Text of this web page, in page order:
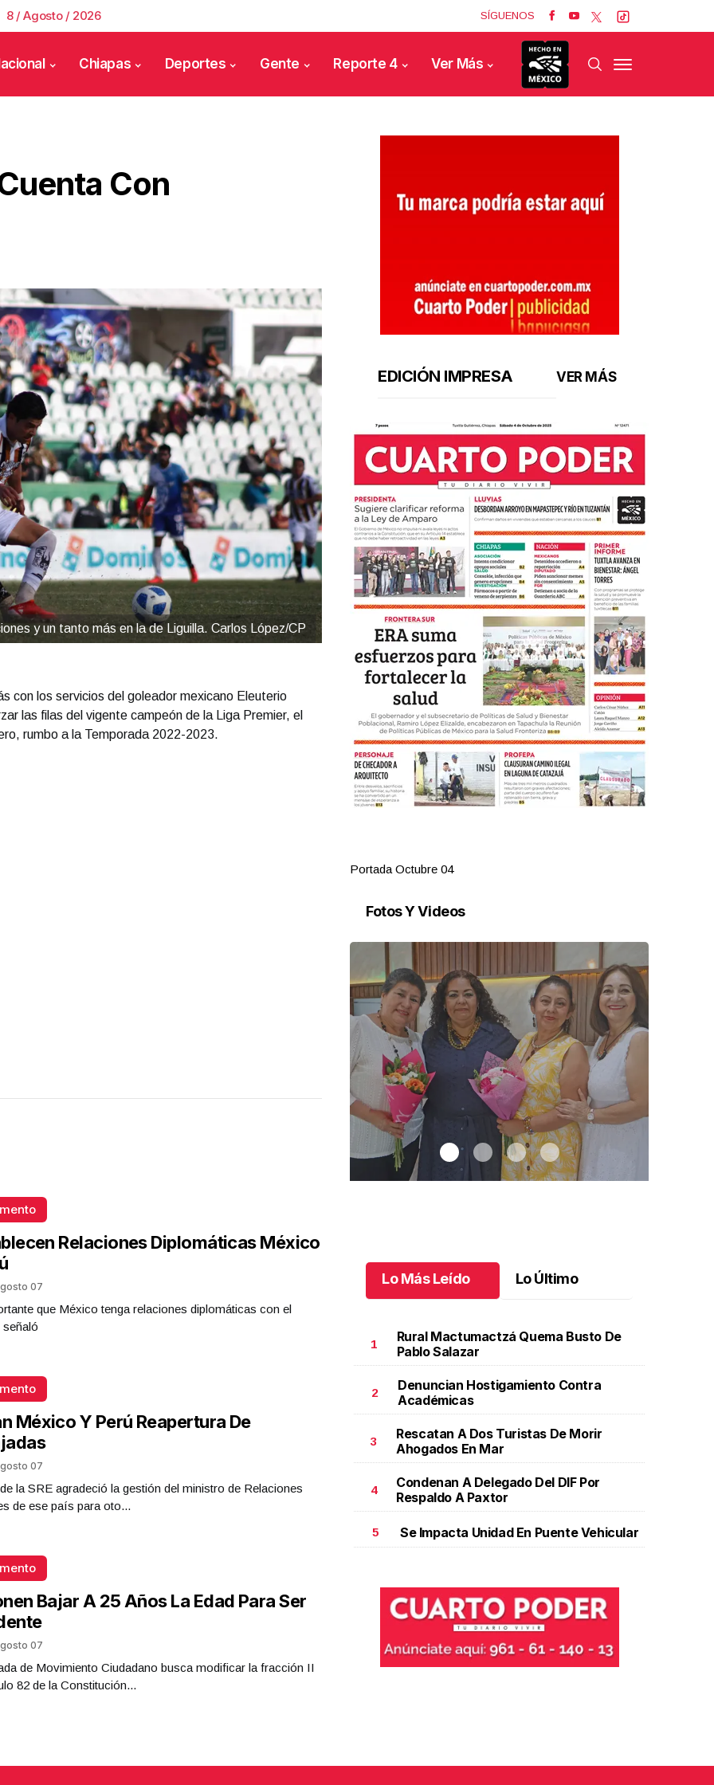
8 / Agosto / 2026 SÍGUENOS
Chiapas Deportes Gente Reporte 4 Ver Más
Con
y un tanto más en la de Liguilla. Carlos López/CP
con los servicios del goleador mexicano Eleuterio
las filas del vigente campeón de la Liga Premier, el
rumbo a la Temporada 2022-2023.
Relaciones Diplomáticas México
07
que México tenga relaciones diplomáticas con el
México Y Perú Reapertura De
07
la SRE agradeció la gestión del ministro de Relaciones
de ese país para oto...
Bajar A 25 Años La Edad Para Ser
07
de Movimiento Ciudadano busca modificar la fracción II
82 de la Constitución...
EDICIÓN IMPRESA VER MÁS
Portada Octubre 04
Fotos Y Videos
Octubre 03 l 9 Visitas
Una emotiva jubilación en educación especial.Una
emotiva jubilación en educación especial
Octubre 04 l
Lo Más Leído Lo Último
1
Rural Mactumactzá Quema Busto De
Pablo Salazar
2
Denuncian Hostigamiento Contra
Académicas
3
Rescatan A Dos Turistas De Morir
Ahogados En Mar
4
Condenan A Delegado Del DIF Por
Respaldo A Paxtor
5 Se Impacta Unidad En Puente Vehicular